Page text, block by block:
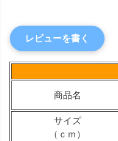
レビューを書く
商品名
サイズ
（ｃｍ）